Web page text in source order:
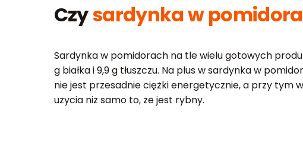
Czysardynka w
Sardynka w pomidorach na tle wielu gotowych
g białka i 9,9 g tłuszczu. Na plus w sardynka w
nie jest przesadnie ciężki energetycznie, a przy tym
użycia niż samo to, że jest rybny.